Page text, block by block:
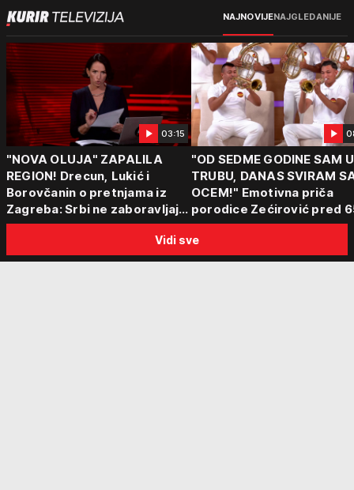
NAJNOVIJENAJGLEDANIJE
03:15
"NOVA OLUJA" ZAPALILA
REGION! Drecun, Lukić i
Borovčanin o pretnjama iz
Zagreba: Srbi ne zaboravljaju
progon
"OD SEDME GODINE SAM
TRUBU, DANAS SVIRAM
OCEM!" Emotivna priča
porodice Zećirović pred
Sabor trubača u Guči
Vidi sve